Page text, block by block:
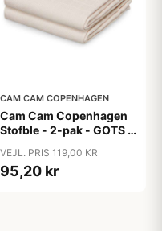
CAM CAM COPENHAGEN
Cam Cam Copenhagen
Stofble - 2-pak - GOTS -
VEJL. PRIS 119,00 KR
95,20 kr